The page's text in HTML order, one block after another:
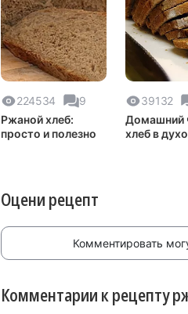
224534
9
Ржаной хлеб:
просто и полезно
39132
Домашний
хлеб в
Оцени рецепт
Комментировать
Комментарии к рецепту